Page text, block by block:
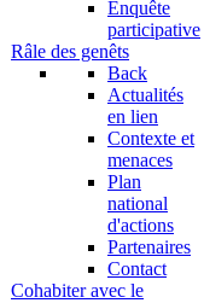
Enquête
participative
Râle des genêts
Back
Actualités
en lien
Contexte et
menaces
Plan
national
d'actions
Partenaires
Contact
Cohabiter avec le